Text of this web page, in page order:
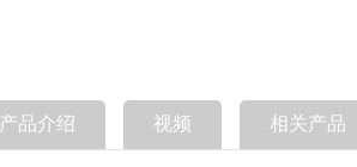
产品介绍 视频 相关产品